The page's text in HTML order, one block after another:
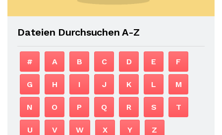
Dateien Durchsuchen A-Z
# A B C D E F
G H I J K L M
N O P Q R S T
U V W X Y Z